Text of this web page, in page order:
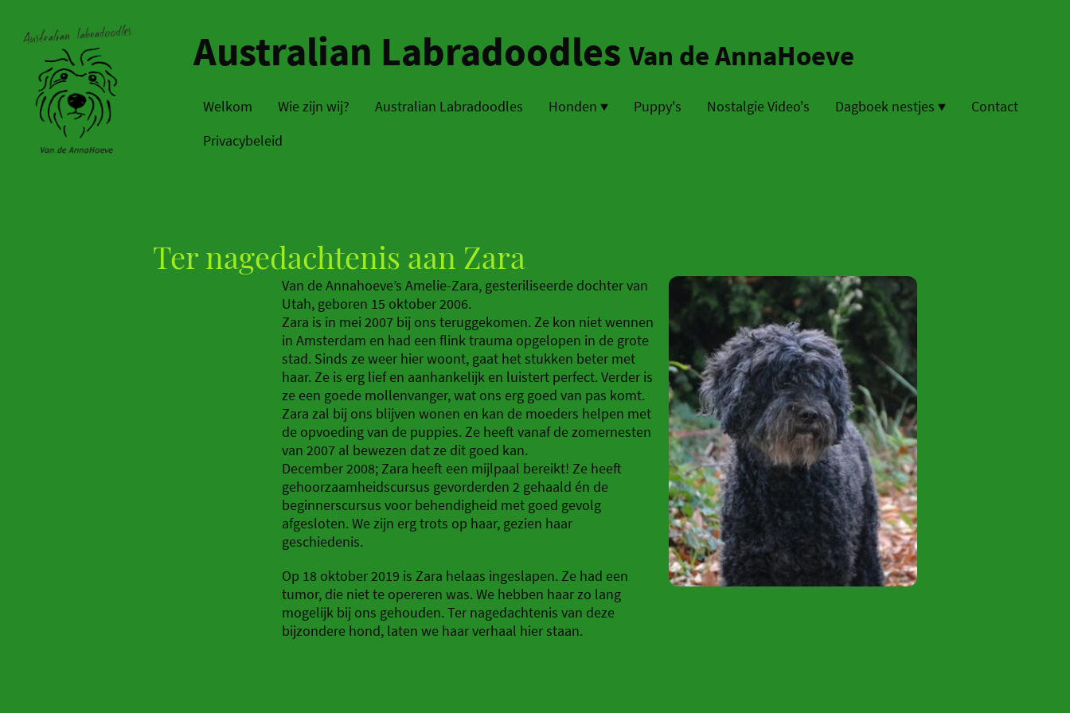
Australian Labradoodles Van de AnnaHoeve
Welkom Wie zijn wij? Australian Labradoodles Honden Puppy's Nostalgie Video's Dagboek nestjes
Contact
Privacybeleid
Ter nagedachtenis aan Zara
Van de Annahoeve’s Amelie-Zara, gesteriliseerde dochter van
Utah, geboren 15 oktober 2006.
Zara is in mei 2007 bij ons teruggekomen. Ze kon niet wennen
in Amsterdam en had een flink trauma opgelopen in de grote
stad. Sinds ze weer hier woont, gaat het stukken beter met
haar. Ze is erg lief en aanhankelijk en luistert perfect. Verder is
ze een goede mollenvanger, wat ons erg goed van pas komt.
Zara zal bij ons blijven wonen en kan de moeders helpen met
de opvoeding van de puppies. Ze heeft vanaf de zomernesten
van 2007 al bewezen dat ze dit goed kan.
December 2008; Zara heeft een mijlpaal bereikt! Ze heeft
gehoorzaamheidscursus gevorderden 2 gehaald én de
beginnerscursus voor behendigheid met goed gevolg
afgesloten. We zijn erg trots op haar, gezien haar
geschiedenis.
Op 18 oktober 2019 is Zara helaas ingeslapen. Ze had een
tumor, die niet te opereren was. We hebben haar zo lang
mogelijk bij ons gehouden. Ter nagedachtenis van deze
bijzondere hond, laten we haar verhaal hier staan.